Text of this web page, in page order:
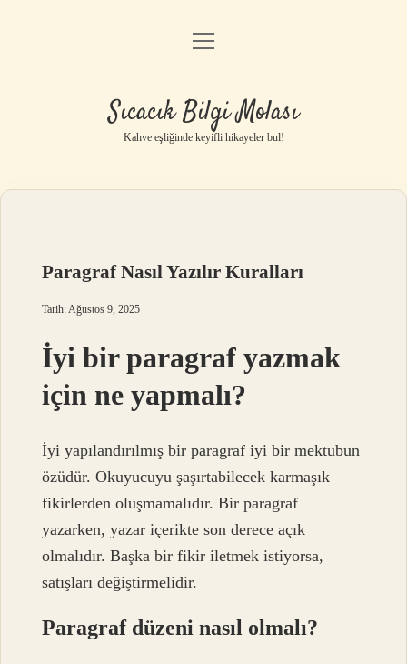
Anasayfa
Yasal Uyarı
menüyü
Sıcacık Bilgi Molası
Kahve eşliğinde keyifli hikayeler bul!
Paragraf Nasıl Yazılır Kuralları
Tarih: Ağustos 9, 2025
İyi bir paragraf yazmak
için ne yapmalı?
İyi yapılandırılmış bir paragraf iyi bir mektubun
özüdür. Okuyucuyu şaşırtabilecek karmaşık
fikirlerden oluşmamalıdır. Bir paragraf
yazarken, yazar içerikte son derece açık
olmalıdır. Başka bir fikir iletmek istiyorsa,
satışları değiştirmelidir.
Paragraf düzeni nasıl olmalı?